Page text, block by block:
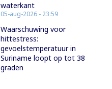
waterkant
05-aug-2026 - 23:59
Waarschuwing voor
hittestress:
gevoelstemperatuur in
Suriname loopt op tot 38
graden